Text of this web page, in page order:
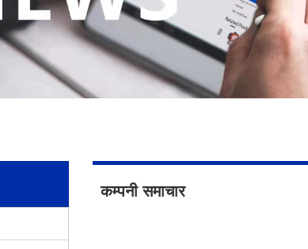
कम्पनी समाचार